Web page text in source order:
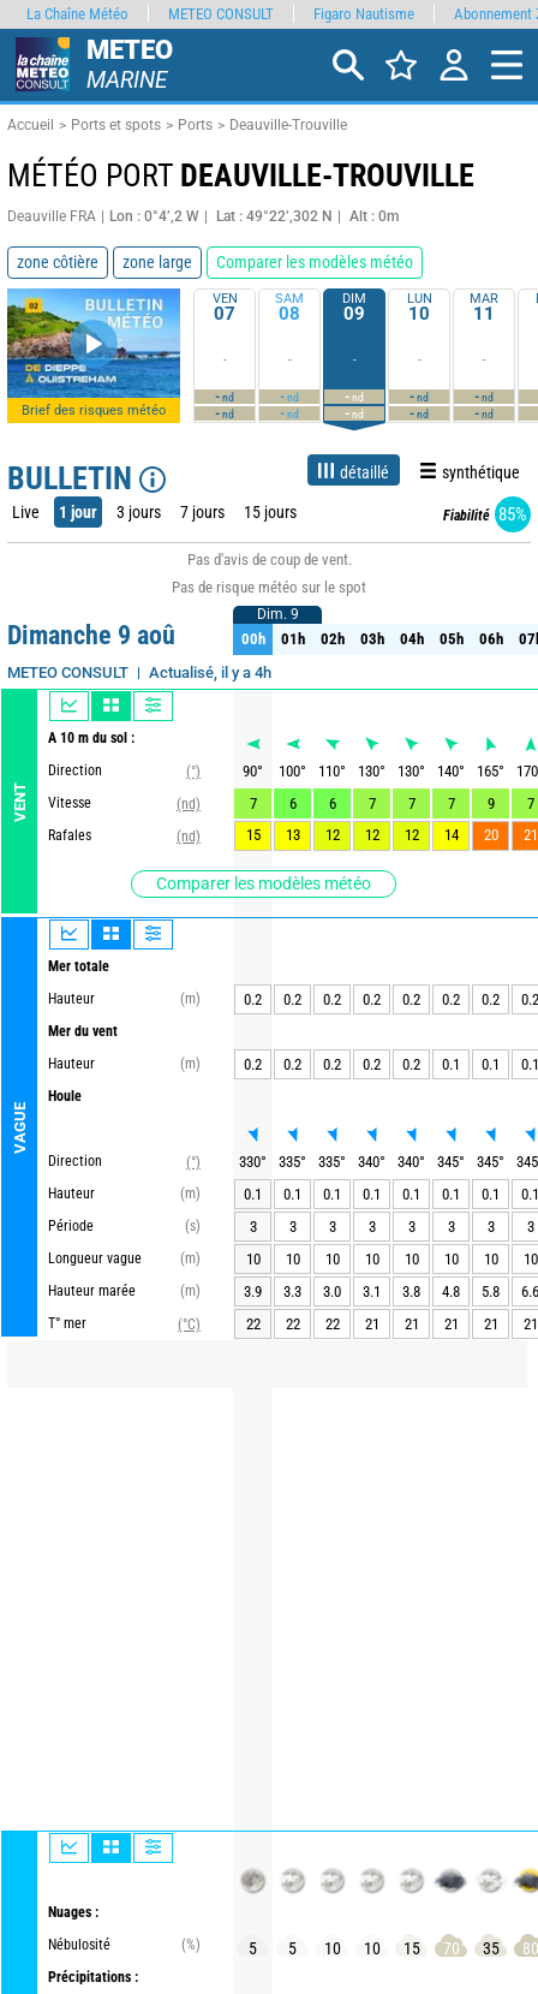
METEO
MARINE
Accueil Ports et spots Ports Deauville-Trouville
MÉTÉO PORT DEAUVILLE-TROUVILLE
Deauville FRA Lon : 0°4’,2 W Lat : 49°22’,302 N Alt : 0m
zone côtière zone large Comparer les modèles météo
Brief des risques météo
VEN
07
-
-nd
-nd
SAM
08
-
-nd
-nd
DIM
09
-
-nd
-nd
LUN
10
-
-nd
-nd
MAR
11
-
-nd
-nd
BULLETIN détaillé synthétique
Live 1 jour 3 jours 7 jours 15 jours Fiabilité 85%
Pas d'avis de coup de vent.
Pas de risque météo sur le spot
Dimanche 9 aoû
METEO CONSULT Actualisé, il y a 4h
VENT
A 10 m du sol :
Direction
(°)
Vitesse
(nd)
Rafales
(nd)
Comparer les modèles météo
VAGUE
Mer totale
Hauteur
(m)
Mer du vent
Hauteur
(m)
Houle
Direction
(°)
Hauteur
(m)
Période
(s)
Longueur vague
(m)
Hauteur marée
(m)
T° mer
(°C)
Nuages :
Nébulosité
(%)
Précipitations :
Dim. 9
00h 01h 02h 03h 04h 05h 06h
Dim. 9
00h 01h 02h 03h 04h 05h 06h
90° 100° 110° 130° 130° 140° 165°
170
7
6 6 7 7 7 9
7
15
13 12 12 12 14 20 21
0.2 0.2 0.2 0.2 0.2 0.2 0.2 0.2
0.2 0.2 0.2 0.2 0.2 0.1 0.1 0.1
330° 335° 335° 340° 340° 345° 345°
345
0.1
0.1 0.1 0.1 0.1 0.1 0.1
0.1
3
3 3 3 3 3 3
3
10
10 10 10 10 10 10
10
3.9
3.3 3.0 3.1 3.8 4.8 5.8
6.6
22
22 22 21 21 21 21 21
5 5 10 10 15 70 35 80
La Chaîne Météo METEO CONSULT Figaro Nautisme Abonnement